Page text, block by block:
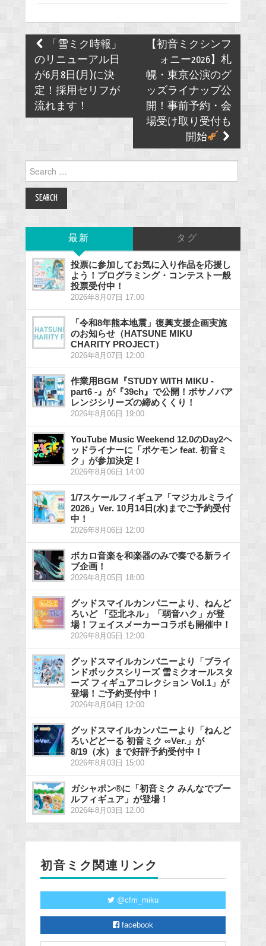
Post
navigation
「雪ミク時報」
のリニューアル日
が6月8日(月)に決
定！採用セリフが
流れます！
【初音ミクシンフ
ォニー2026】札
幌・東京公演のグ
ッズライナップ公
開！事前予約・会
場受け取り受付も
開始
for:
最新 タグ
投票に参加してお気に入り作品を応援し
よう！プログラミング・コンテスト一般
投票受付中！
2026年8月07日 17:00
「令和8年熊本地震」復興支援企画実施
のお知らせ（HATSUNE MIKU
CHARITY PROJECT）
2026年8月07日 12:00
作業用BGM『STUDY WITH MIKU -
part6 -』が『39ch』で公開！ボサノバア
レンジシリーズの締めくくり！
2026年8月06日 19:00
YouTube Music Weekend 12.0のDay2ヘ
ッドライナーに「ポケモン feat. 初音ミ
ク」が参加決定！
2026年8月06日 14:00
1/7スケールフィギュア「マジカルミライ
2026」Ver. 10月14日(水)までご予約受付
中！
2026年8月06日 12:00
ボカロ音楽を和楽器のみで奏でる新ライ
ブ企画！
2026年8月05日 18:00
グッドスマイルカンパニーより、ねんど
ろいど 「亞北ネル」「弱音ハク」が登
場！フェイスメーカーコラボも開催中！
2026年8月05日 12:00
グッドスマイルカンパニーより「ブライ
ンドボックスシリーズ 雪ミクオールスタ
ーズ フィギュアコレクション Vol.1」が
登場！ご予約受付中！
2026年8月04日 12:00
グッドスマイルカンパニーより「ねんど
ろいどどーる 初音ミク ∞Ver.」が
8/19（水）まで好評予約受付中！
2026年8月03日 15:00
ガシャポン®に「初音ミク みんなでプー
ルフィギュア」が登場！
2026年8月03日 12:00
初音ミク関連リンク
@cfm_miku
facebook